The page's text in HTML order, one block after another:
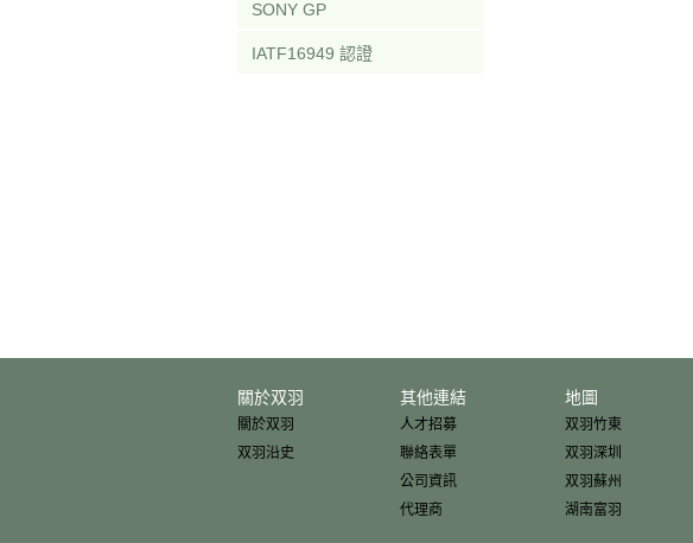
SONY GP
IATF16949 認證
關於双羽
關於双羽
双羽沿史
其他連結
人才招募
聯絡表單
公司資訊
代理商
地圖
双羽竹東
双羽深圳
双羽蘇州
湖南富羽